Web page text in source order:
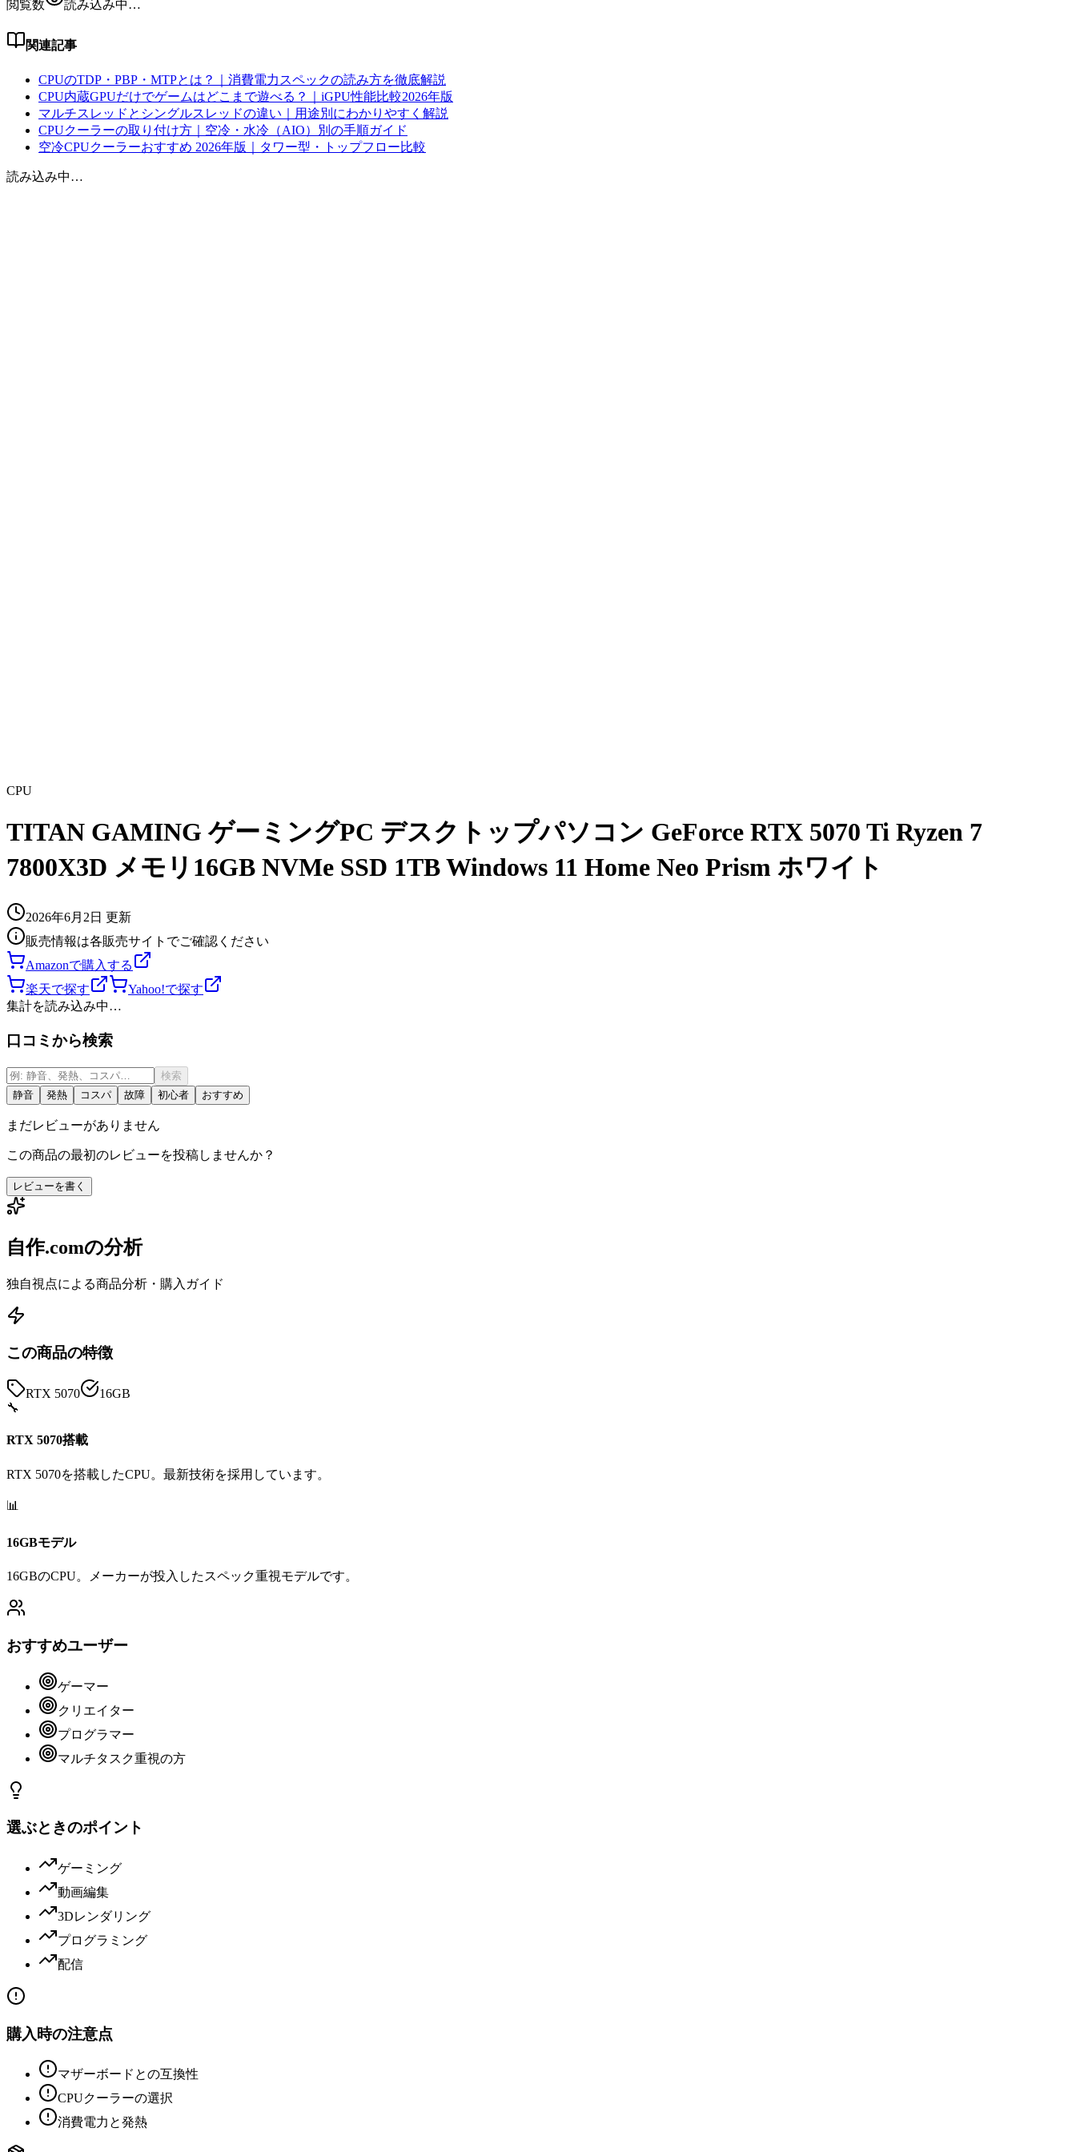
閲覧数
読み込み中…
関連記事
CPUのTDP・PBP・MTPとは？｜消費電力スペックの読み方を徹底解説
CPU内蔵GPUだけでゲームはどこまで遊べる？｜iGPU性能比較2026年版
マルチスレッドとシングルスレッドの違い｜用途別にわかりやすく解説
CPUクーラーの取り付け方｜空冷・水冷（AIO）別の手順ガイド
空冷CPUクーラーおすすめ 2026年版｜タワー型・トップフロー比較
読み込み中…
CPU
TITAN GAMING ゲーミングPC デスクトップパソコン GeForce RTX 5070 Ti Ryzen 7
7800X3D メモリ16GB NVMe SSD 1TB Windows 11 Home Neo Prism ホワイト
2026年6月2日 更新
販売情報は各販売サイトでご確認ください
Amazonで購入する
楽天で探す
Yahoo!で探す
集計を読み込み中…
口コミから検索
検索
静音
発熱 コスパ 故障 初心者 おすすめ
まだレビューがありません
この商品の最初のレビューを投稿しませんか？
レビューを書く
自作.comの分析
独自視点による商品分析・購入ガイド
この商品の特徴
RTX 5070
16GB
🔧
RTX 5070搭載
RTX 5070を搭載したCPU。最新技術を採用しています。
📊
16GBモデル
16GBのCPU。メーカーが投入したスペック重視モデルです。
おすすめユーザー
ゲーマー
クリエイター
プログラマー
マルチタスク重視の方
選ぶときのポイント
ゲーミング
動画編集
3Dレンダリング
プログラミング
配信
購入時の注意点
マザーボードとの互換性
CPUクーラーの選択
消費電力と発熱